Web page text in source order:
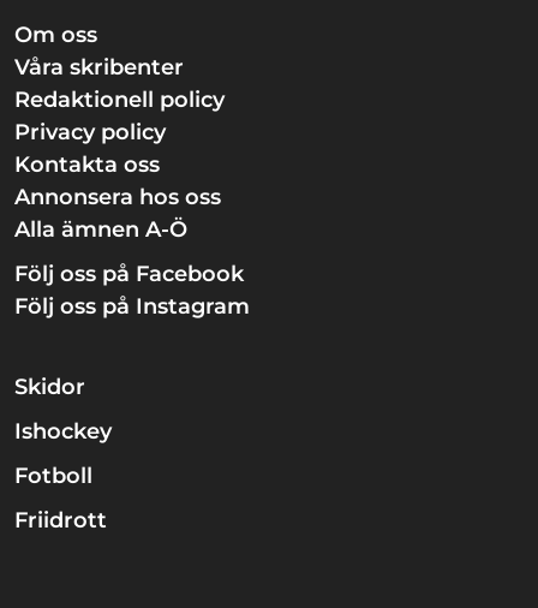
Om oss
Våra skribenter
Redaktionell policy
Privacy policy
Kontakta oss
Annonsera hos oss
Alla ämnen A-Ö
Följ oss på Facebook
Följ oss på Instagram
Skidor
Ishockey
Fotboll
Friidrott